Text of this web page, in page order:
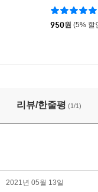
950원 (5% 할
리뷰/한줄평 (1/1)
2021년 05월 13일